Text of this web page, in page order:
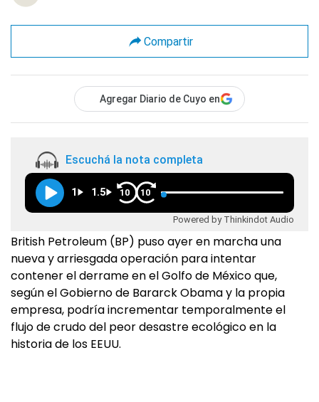
Compartir
Agregar Diario de Cuyo en
Escuchá la nota completa
1 1.5 10 10
Powered by Thinkindot Audio
British Petroleum (BP) puso ayer en marcha una
nueva y arriesgada operación para intentar
contener el derrame en el Golfo de México que,
según el Gobierno de Bararck Obama y la propia
empresa, podría incrementar temporalmente el
flujo de crudo del peor desastre ecológico en la
historia de los EEUU.